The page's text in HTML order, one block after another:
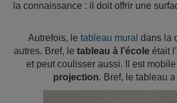
la connaissance : il doit offrir une
Autrefois, le tableau mural dans la
autres. Bref, le tableau à l’écoleétait
et peut coulisser aussi. Il est
projection. Bref, le tableau